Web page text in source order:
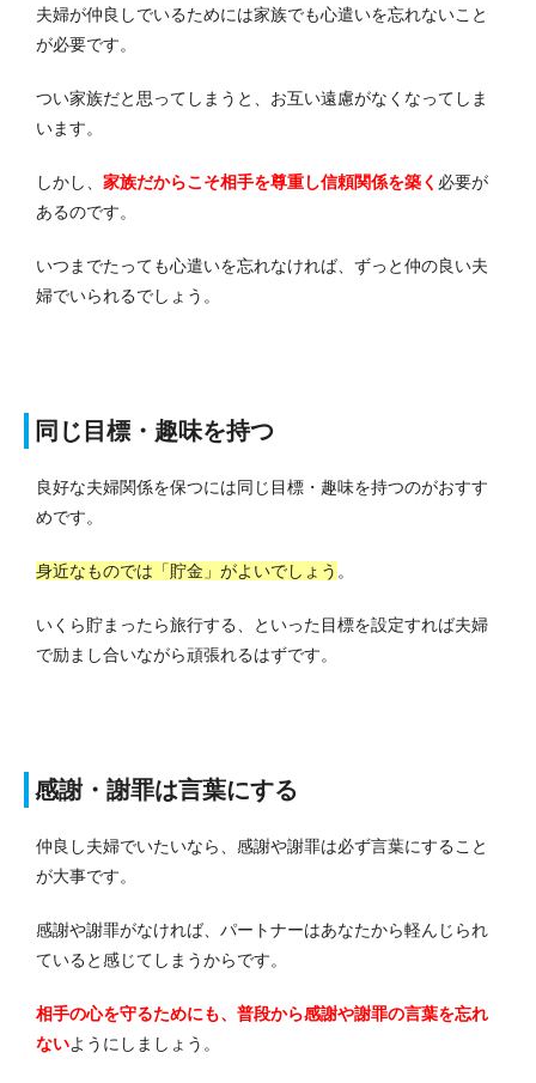
夫婦が仲良しでいるためには家族でも心遣いを忘れないこと
が必要です。
つい家族だと思ってしまうと、お互い遠慮がなくなってしま
います。
しかし、 家族だからこそ相手を尊重し信頼関係を築く 必要が
あるのです。
いつまでたっても心遣いを忘れなければ、ずっと仲の良い夫
婦でいられるでしょう。
同じ目標・趣味を持つ
良好な夫婦関係を保つには同じ目標・趣味を持つのがおすす
めです。
身近なものでは「貯金」がよいでしょう 。
いくら貯まったら旅行する、といった目標を設定すれば夫婦
で励まし合いながら頑張れるはずです。
感謝・謝罪は言葉にする
仲良し夫婦でいたいなら、感謝や謝罪は必ず言葉にすること
が大事です。
感謝や謝罪がなければ、パートナーはあなたから軽んじられ
ていると感じてしまうからです。
相手の心を守るためにも、普段から感謝や謝罪の言葉を忘れ
ないようにしましょう。